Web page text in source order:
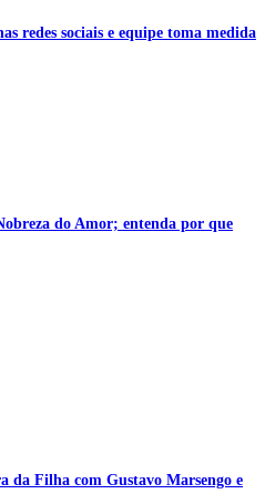
redes sociais e equipe toma medida
do Amor; entenda por que
da Filha com Gustavo Marsengo e